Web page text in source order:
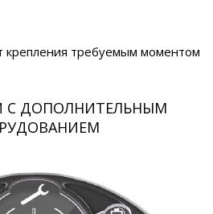
крепления требуемым моментом
С ДОПОЛНИТЕЛЬНЫМ